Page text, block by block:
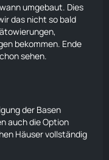
umgebaut. Dies
das nicht so bald
bekommen. Ende
sehen.
der Basen
auch die Option
Häuser vollständig